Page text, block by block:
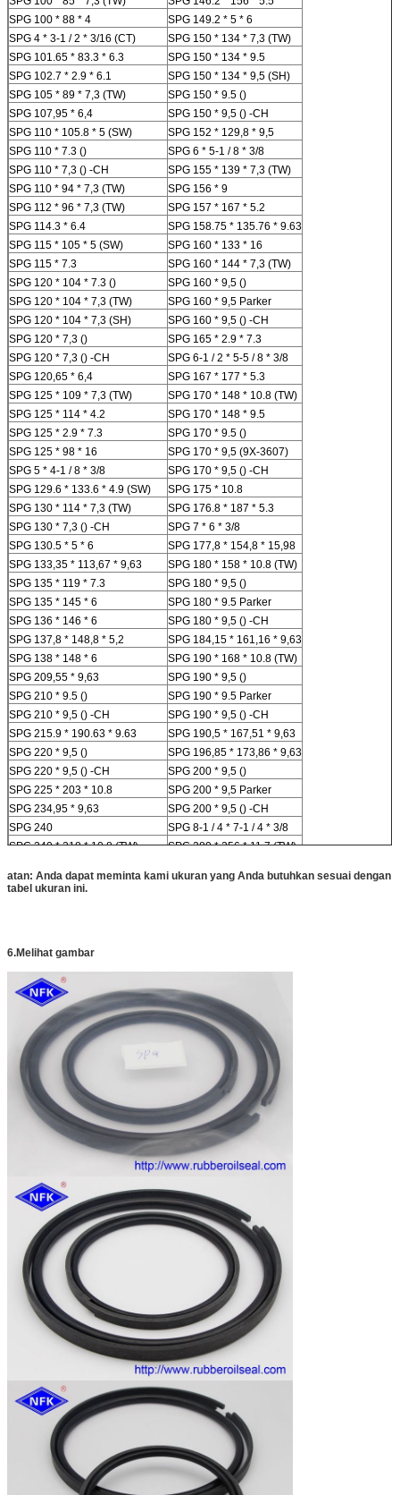
SPG 100 * 88 * 4
SPG 149.2 * 5 * 6
SPG 4 * 3-1 / 2 * 3/16 (CT)
SPG 150 * 134 * 7,3 (TW)
SPG 101.65 * 83.3 * 6.3
SPG 150 * 134 * 9.5
SPG 102.7 * 2.9 * 6.1
SPG 150 * 134 * 9,5 (SH)
SPG 105 * 89 * 7,3 (TW)
SPG 150 * 9.5 ()
SPG 107,95 * 6,4
SPG 150 * 9,5 () -CH
SPG 110 * 105.8 * 5 (SW)
SPG 152 * 129,8 * 9,5
SPG 110 * 7.3 ()
SPG 6 * 5-1 / 8 * 3/8
SPG 110 * 7,3 () -CH
SPG 155 * 139 * 7,3 (TW)
SPG 110 * 94 * 7,3 (TW)
SPG 156 * 9
SPG 112 * 96 * 7,3 (TW)
SPG 157 * 167 * 5.2
SPG 114.3 * 6.4
SPG 158.75 * 135.76 * 9.63
SPG 115 * 105 * 5 (SW)
SPG 160 * 133 * 16
SPG 115 * 7.3
SPG 160 * 144 * 7,3 (TW)
SPG 120 * 104 * 7.3 ()
SPG 160 * 9,5 ()
SPG 120 * 104 * 7,3 (TW)
SPG 160 * 9,5 Parker
SPG 120 * 104 * 7,3 (SH)
SPG 160 * 9,5 () -CH
SPG 120 * 7,3 ()
SPG 165 * 2.9 * 7.3
SPG 120 * 7,3 () -CH
SPG 6-1 / 2 * 5-5 / 8 * 3/8
SPG 120,65 * 6,4
SPG 167 * 177 * 5.3
SPG 125 * 109 * 7,3 (TW)
SPG 170 * 148 * 10.8 (TW)
SPG 125 * 114 * 4.2
SPG 170 * 148 * 9.5
SPG 125 * 2.9 * 7.3
SPG 170 * 9.5 ()
SPG 125 * 98 * 16
SPG 170 * 9,5 (9X-3607)
SPG 5 * 4-1 / 8 * 3/8
SPG 170 * 9,5 () -CH
SPG 129.6 * 133.6 * 4.9 (SW)
SPG 175 * 10.8
SPG 130 * 114 * 7,3 (TW)
SPG 176.8 * 187 * 5.3
SPG 130 * 7,3 () -CH
SPG 7 * 6 * 3/8
SPG 130.5 * 5 * 6
SPG 177,8 * 154,8 * 15,98
SPG 133,35 * 113,67 * 9,63
SPG 180 * 158 * 10.8 (TW)
SPG 135 * 119 * 7.3
SPG 180 * 9,5 ()
SPG 135 * 145 * 6
SPG 180 * 9.5 Parker
SPG 136 * 146 * 6
SPG 180 * 9,5 () -CH
SPG 137,8 * 148,8 * 5,2
SPG 184,15 * 161,16 * 9,63
SPG 138 * 148 * 6
SPG 190 * 168 * 10.8 (TW)
SPG 209,55 * 9,63
SPG 190 * 9,5 ()
SPG 210 * 9.5 ()
SPG 190 * 9.5 Parker
SPG 210 * 9,5 () -CH
SPG 190 * 9,5 () -CH
SPG 215.9 * 190.63 * 9.63
SPG 190,5 * 167,51 * 9,63
SPG 220 * 9,5 ()
SPG 196,85 * 173,86 * 9,63
SPG 220 * 9,5 () -CH
SPG 200 * 9,5 ()
SPG 225 * 203 * 10.8
SPG 200 * 9,5 Parker
SPG 234,95 * 9,63
SPG 200 * 9,5 () -CH
SPG 240
SPG 8-1 / 4 * 7-1 / 4 * 3/8
SPG 240 * 218 * 10.8 (TW)
SPG 280 * 256 * 11.7 (TW)
SPG 270 * 246 * 11,7 (TW)
atan: Anda dapat meminta kami ukuran yang Anda butuhkan sesuai dengan
tabel ukuran ini.
6.Melihat gambar